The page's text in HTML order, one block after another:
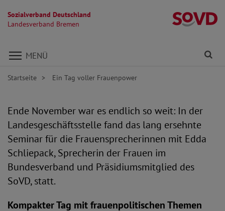
Sozialverband Deutschland
Landesverband Bremen
Direkt zu den Inhalten springen
MENÜ
Startseite Ein Tag voller Frauenpower
Ende November war es endlich so weit: In der
Landesgeschäftsstelle fand das lang ersehnte
Seminar für die Frauensprecherinnen mit Edda
Schliepack, Sprecherin der Frauen im
Bundesverband und Präsidiumsmitglied des
SoVD, statt.
Kompakter Tag mit frauenpolitischen Themen